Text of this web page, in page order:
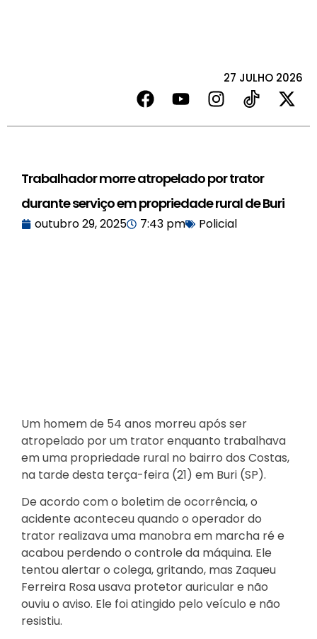
27 JULHO 2026
Trabalhador morre atropelado por trator
durante serviço em propriedade rural de Buri
outubro 29, 2025 7:43 pm Policial
Um homem de 54 anos morreu após ser
atropelado por um trator enquanto trabalhava
em uma propriedade rural no bairro dos Costas,
na tarde desta terça-feira (21) em Buri (SP).
De acordo com o boletim de ocorrência, o
acidente aconteceu quando o operador do
trator realizava uma manobra em marcha ré e
acabou perdendo o controle da máquina. Ele
tentou alertar o colega, gritando, mas Zaqueu
Ferreira Rosa usava protetor auricular e não
ouviu o aviso. Ele foi atingido pelo veículo e não
resistiu.